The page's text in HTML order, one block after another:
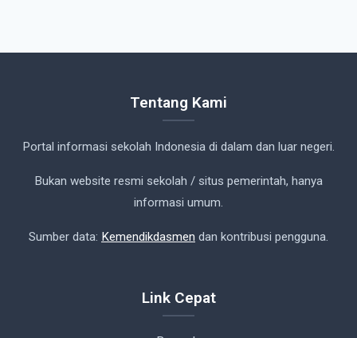
Tentang Kami
Portal informasi sekolah Indonesia di dalam dan luar negeri.
Bukan website resmi sekolah / situs pemerintah, hanya
informasi umum.
Sumber data: Kemendikdasmen dan kontribusi pengguna.
Link Cepat